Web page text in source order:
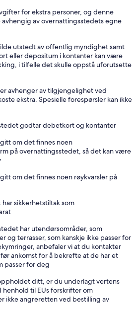
for ekstra personer, og denne
avhengig av overnattingsstedets egne
utstedt av offentlig myndighet samt
eller depositum i kontanter kan være
i tilfelle det skulle oppstå uforutsette
avhenger av tilgjengelighet ved
ekstra. Spesielle forespørsler kan ikke
godtar debetkort og kontanter
om det finnes noen
på overnattingsstedet, så det kan være
om det finnes noen røykvarsler på
sikkerhetstiltak som
har utendørsområder, som
og terrasser, som kanskje ikke passer for
anbefaler vi at du kontakter
ankomst for å bekrefte at de har et
passer for deg
ditt, er du underlagt vertens
henhold til EUs forskrifter om
ikke angreretten ved bestilling av